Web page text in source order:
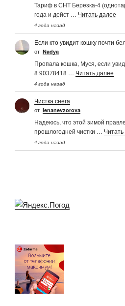
Тариф в СНТ Березка-4
года и дейст … Читать далее
4 года назад
Если кто увидит кошку почти
от Nadya
Пропала кошка, Муся, если
8 90378418 … Читать далее
4 года назад
Чистка снега
от Ienanevzorova
Надеюсь, что этой зимой
прошлогодней чистки …
4 года назад